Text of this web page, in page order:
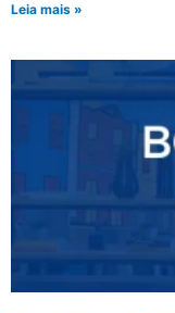
Leia mais »